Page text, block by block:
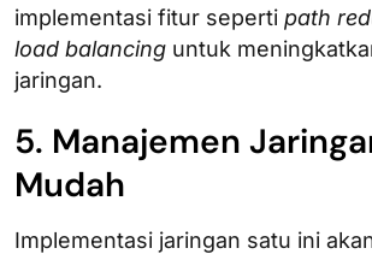
implementasi fitur seperti path
load balancing untuk
jaringan.
5. Manajemen
Mudah
Implementasi jaringan satu ini